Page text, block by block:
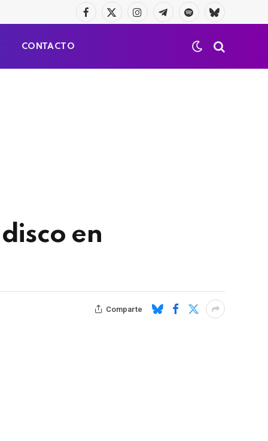
Facebook
X
InstagramTelegramaSpotifyBluesky
CONTACTO
en
Comparte